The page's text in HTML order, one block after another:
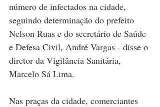
número de infectados na cidade,
seguindo determinação do prefeito
Nelson Ruas e do secretário de Saúde
e Defesa Civil, André Vargas - disse o
diretor da Vigilância Sanitária,
Marcelo Sá Lima.
Nas praças da cidade, comerciantes